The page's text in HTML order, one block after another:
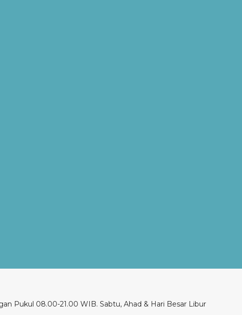
Pukul 08.00-21.00 WIB. Sabtu, Ahad & Hari Besar Libur